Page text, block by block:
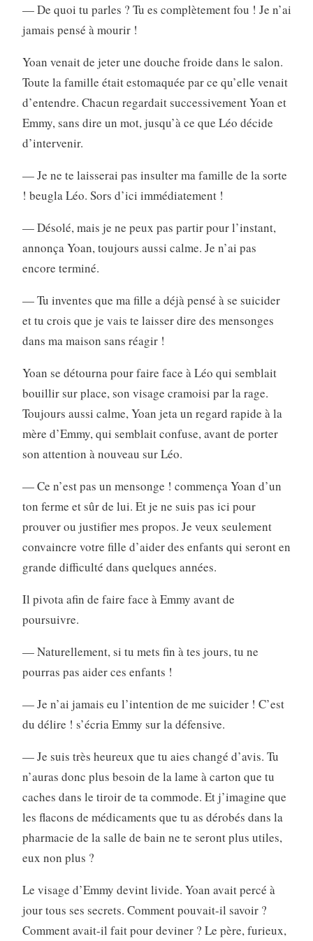
— De quoi tu parles ? Tu es complètement fou ! Je n’ai
jamais pensé à mourir !
Yoan venait de jeter une douche froide dans le salon.
Toute la famille était estomaquée par ce qu’elle venait
d’entendre. Chacun regardait successivement Yoan et
Emmy, sans dire un mot, jusqu’à ce que Léo décide
d’intervenir.
— Je ne te laisserai pas insulter ma famille de la sorte
! beugla Léo. Sors d’ici immédiatement !
— Désolé, mais je ne peux pas partir pour l’instant,
annonça Yoan, toujours aussi calme. Je n’ai pas
encore terminé.
— Tu inventes que ma fille a déjà pensé à se suicider
et tu crois que je vais te laisser dire des mensonges
dans ma maison sans réagir !
Yoan se détourna pour faire face à Léo qui semblait
bouillir sur place, son visage cramoisi par la rage.
Toujours aussi calme, Yoan jeta un regard rapide à la
mère d’Emmy, qui semblait confuse, avant de porter
son attention à nouveau sur Léo.
— Ce n’est pas un mensonge ! commença Yoan d’un
ton ferme et sûr de lui. Et je ne suis pas ici pour
prouver ou justifier mes propos. Je veux seulement
convaincre votre fille d’aider des enfants qui seront en
grande difficulté dans quelques années.
Il pivota afin de faire face à Emmy avant de
poursuivre.
— Naturellement, si tu mets fin à tes jours, tu ne
pourras pas aider ces enfants !
— Je n’ai jamais eu l’intention de me suicider ! C’est
du délire ! s’écria Emmy sur la défensive.
— Je suis très heureux que tu aies changé d’avis. Tu
n’auras donc plus besoin de la lame à carton que tu
caches dans le tiroir de ta commode. Et j’imagine que
les flacons de médicaments que tu as dérobés dans la
pharmacie de la salle de bain ne te seront plus utiles,
eux non plus ?
Le visage d’Emmy devint livide. Yoan avait percé à
jour tous ses secrets. Comment pouvait-il savoir ?
Comment avait-il fait pour deviner ? Le père, furieux,